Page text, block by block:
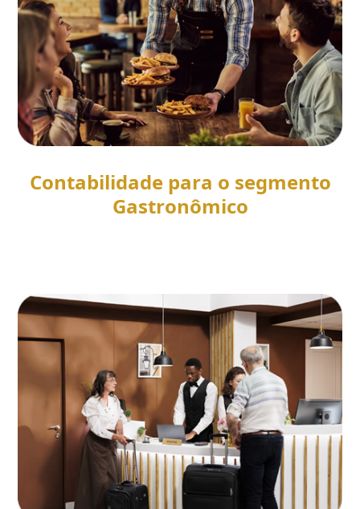
Contabilidade para o segmento
Gastronômico